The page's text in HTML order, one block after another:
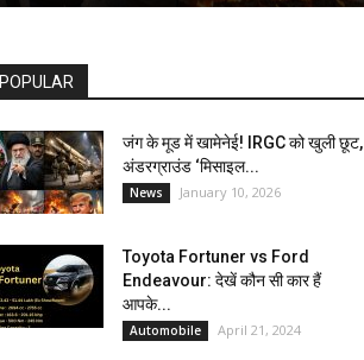
POPULAR
जंग के मूड में खामेनेई! IRGC को खुली छूट,
अंडरग्राउंड ‘मिसाइल...
News January 10, 2026
Toyota Fortuner vs Ford
Endeavour: देखें कौन सी कार हैं
आपके...
Automobile April 21, 2024